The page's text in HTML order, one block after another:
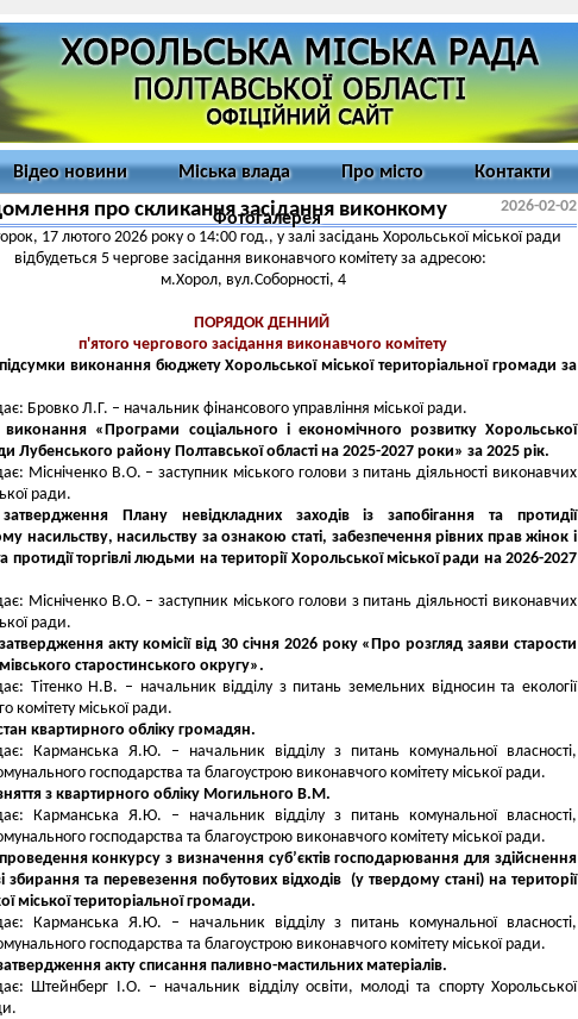
Відео новини Міська влада Про місто Контакти
Фотогалерея
про скликання засідання виконкому
2026-02-02
17 лютого 2026 року о 14:00 год., у залі засідань Хорольської міської ради
відбудеться 5 чергове засідання виконавчого комітету за адресою:
м.Хорол, вул.Соборності, 4
ПОРЯДОК ДЕННИЙ
п'ятого чергового засідання виконавчого комітету
виконання бюджету Хорольської міської територіальної громади за
Бровко Л.Г. – начальник фінансового управління міської ради.
«Програми соціального і економічного розвитку Хорольської
Лубенського району Полтавської області на 2025-2027 роки» за 2025 рік.
Місніченко В.О. – заступник міського голови з питань діяльності виконавчих
ради.
Плану невідкладних заходів із запобігання та протидії
насильству, насильству за ознакою статі, забезпечення рівних прав жінок і
протидії торгівлі людьми на території Хорольської міської ради на 2026-2027
Місніченко В.О. – заступник міського голови з питань діяльності виконавчих
ради.
акту комісії від 30 січня 2026 року «Про розгляд заяви старости
старостинського округу».
Тітенко Н.В. – начальник відділу з питань земельних відносин та екології
комітету міської ради.
квартирного обліку громадян.
Карманська Я.Ю. – начальник відділу з питань комунальної власності,
господарства та благоустрою виконавчого комітету міської ради.
з квартирного обліку Могильного В.М.
Карманська Я.Ю. – начальник відділу з питань комунальної власності,
господарства та благоустрою виконавчого комітету міської ради.
конкурсу з визначення суб’єктів господарювання для здійснення
збирання та перевезення побутових відходів (у твердому стані) на території
міської територіальної громади.
Карманська Я.Ю. – начальник відділу з питань комунальної власності,
господарства та благоустрою виконавчого комітету міської ради.
акту списання паливно-мастильних матеріалів.
Штейнберг І.О. – начальник відділу освіти, молоді та спорту Хорольської